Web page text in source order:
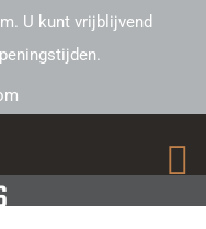
U kunt vrijblijvend